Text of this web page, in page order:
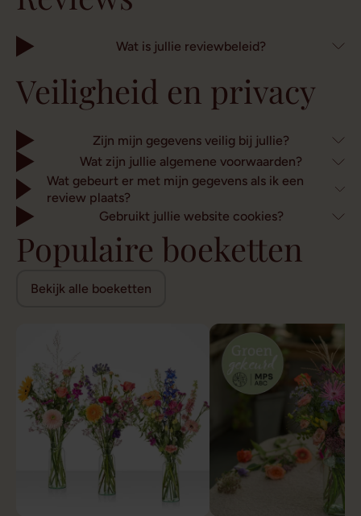
Wat is jullie reviewbeleid?
Veiligheid en privacy
Zijn mijn gegevens veilig bij jullie?
Wat zijn jullie algemene voorwaarden?
Wat gebeurt er met mijn gegevens als ik een
review plaats?
Gebruikt jullie website cookies?
Populaire boeketten
Bekijk alle boeketten